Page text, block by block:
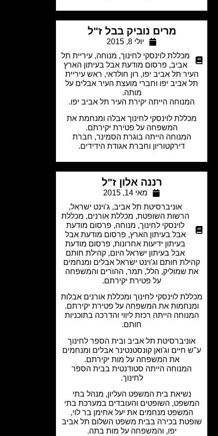
מרים נוביק בבל ז"ל
מכללת לוינסקי לחינוך, מנוחה, עיריית תל
אביב,
פרסום מודעת אבל בעיתון הארץ
תל אביב יפו, רון חולדאי, ראש עיריית
אביב יפו וחברי מועצת העיר אבלים על
הייתה יקירת העיר תל אביב יפו.
לוינסקי לחינוך אבלה ומנחמת את
המשפחה על פטירת יקירתם.
המנוחה הייתה בוגרת הסמינר, חברת
דירקטוריון וחברת אגודת הידידים.
רננה אלון ז"ל
מאי 14, 2015
אוניברסיטת תל אביב,ג'וינט ישראל,
הרשות השופטת,מכללת אורנים, מכללת
לוינסקי לחינוך, מנוחה, פרסום מודעת
אבל בעיתון הארץ,פרסום מודעת אבל
בעיתון ידיעות אחרונות,פרסום מודעת
אבל בעיתון ישראל היום,קהילת חותם
חותם וג'וינט ישראל אבלים ומנחמים
שמוליק, הלל, תמר, ההורים והמשפחה
על פטירת יקירתם.
לוינסקי לחינוך ומכללת אורנים אבלות
את המשפחה על פטירת יקירתם.
הייתה רכזת ליווי והדרכה בתוכניות
תל אביב ובית הספר לחינוך
חיים וג'ואן קונסטנטינר אבלים ומנחמים
את המשפחה על מות יקירתם.
המנוחה הייתה סטודנטית בבית הספר
נשיאת בית המשפט העליון, מנהל בתי
השופטים והעובדים במערכת בתי
המשפט מנחמים את יעל אחימן בר לוי,
בכירה בבית משפט השלום תל אביב
יפו, והמשפחה על מות בתה.